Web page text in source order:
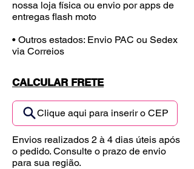
nossa loja física ou envio por apps de
entregas flash moto
• Outros estados: Envio PAC ou Sedex
via Correios
CALCULAR FRETE
Clique aqui para inserir o CEP
Envios realizados 2 à 4 dias úteis após
o pedido. Consulte o prazo de envio
para sua região.